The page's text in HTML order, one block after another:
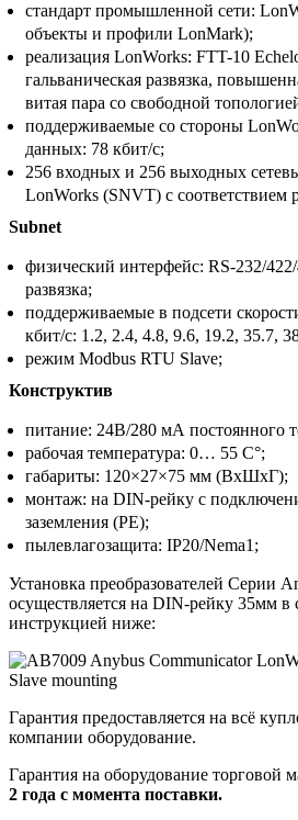
стандарт промышленной сети:
объекты и профили LonMark);
реализация LonWorks: FTT-10
гальваническая развязка,
витая пара со свободной
поддерживаемые со стороны
данных: 78 кбит/с;
256 входных и 256 выходных
LonWorks (SNVT) с соответствием
Subnet
физический интерфейс: RS-232/
развязка;
поддерживаемые в подсети
кбит/с: 1.2, 2.4, 4.8, 9.6, 19.2, 35.7,
режим Modbus RTU Slave;
Конструктив
питание: 24В/280 мА постоянного
рабочая температура: 0… 55 С°;
габариты: 120×27×75 мм (ВхШхГ);
монтаж: на DIN-рейку с
заземления (РЕ);
пылевлагозащита: IP20/Nema1;
Установка преобразователей Серии
осуществляется на DIN-рейку 35мм в
инструкцией ниже:
Гарантия предоставляется на всё
компании оборудование.
Гарантия на оборудование торговой
2 года с момента поставки.